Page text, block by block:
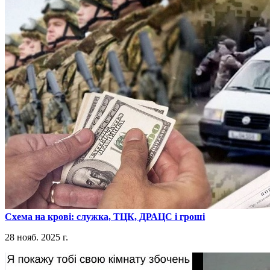
​Схема на крові: служка, ТЦК, ДРАЦС і гроші
28 нояб. 2025 г.